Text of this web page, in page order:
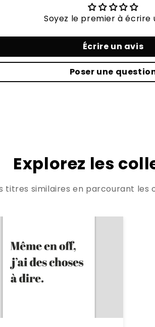
Soyez le premier à écrire
Écrire un avis
Poser une
Explorez les
titres similaires en parcourant les